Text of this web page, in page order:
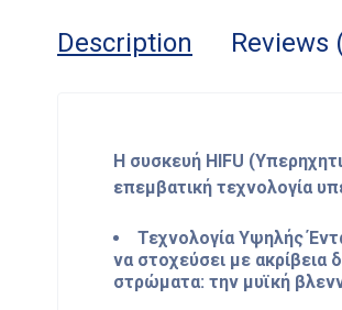
Description Reviews
Η συσκευή HIFU
επεμβατική τεχνολογία
Τεχνολογία Υψηλής
να στοχεύσει με ακρίβεια
στρώματα: την μυϊκή